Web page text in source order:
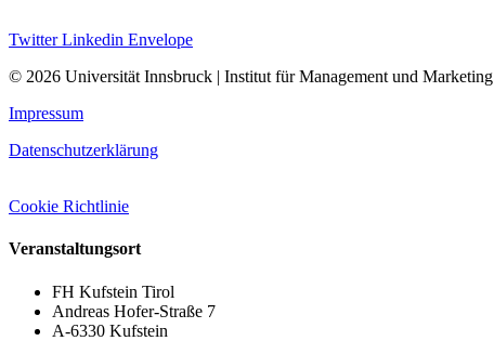
Twitter Linkedin Envelope
© 2026 Universität Innsbruck | Institut für Management und Marketing
Impressum
Datenschutzerklärung
Cookie Richtlinie
Veranstaltungsort
FH Kufstein Tirol
Andreas Hofer-Straße 7
A-6330 Kufstein